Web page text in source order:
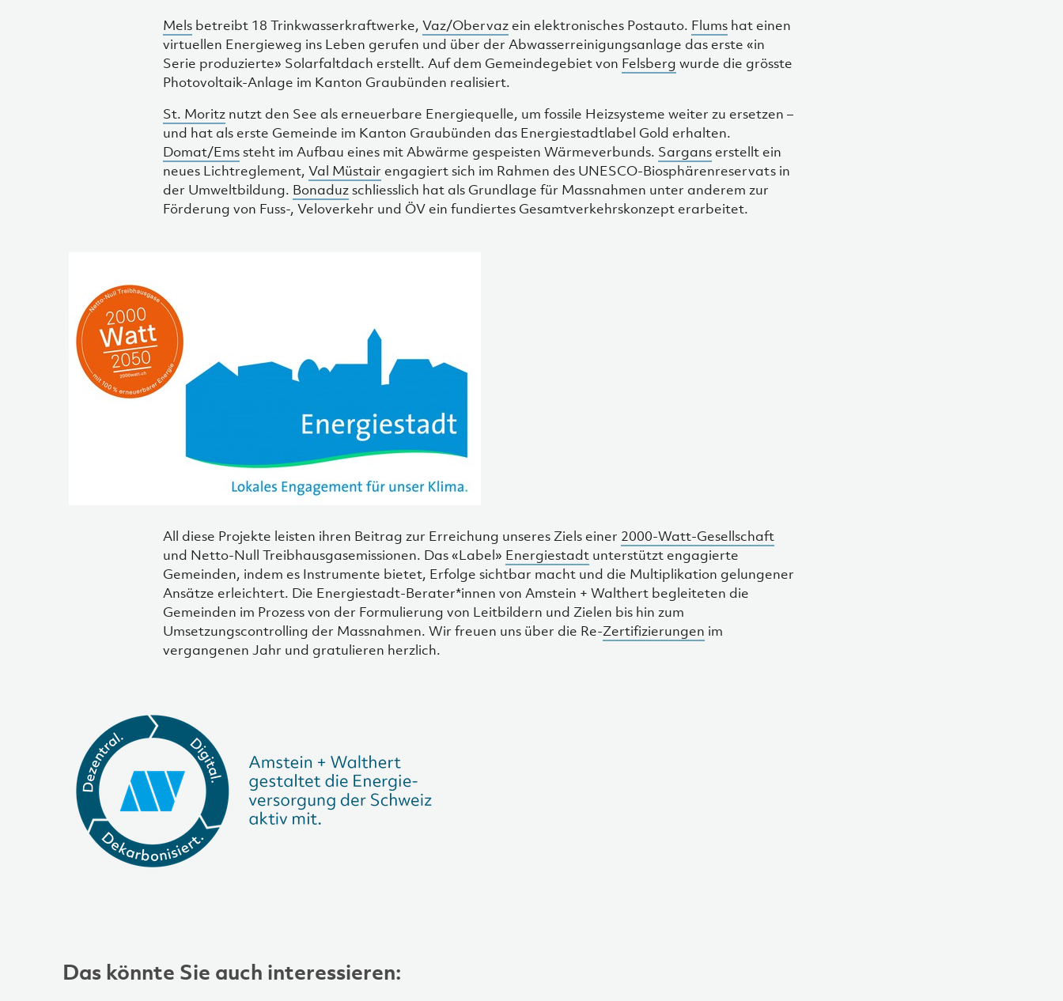
Melsbetreibt 18 Trinkwasserkraftwerke, Vaz/Obervazein elektronisches Postauto. Flumshat einen
virtuellen Energieweg ins Leben gerufen und über der Abwasserreinigungsanlage das erste «in
Serie produzierte» Solarfaltdach erstellt. Auf dem Gemeindegebiet von Felsberg wurde die grösste
Photovoltaik-Anlage im Kanton Graubünden realisiert.
St. Moritznutzt den See als erneuerbare Energiequelle, um fossile Heizsysteme weiter zu ersetzen –
und hat als erste Gemeinde im Kanton Graubünden das Energiestadtlabel Gold erhalten.
Domat/Emssteht im Aufbau eines mit Abwärme gespeisten Wärmeverbunds. Sarganserstellt ein
neues Lichtreglement, Val Müstair engagiert sich im Rahmen des UNESCO-Biosphärenreservats in
der Umweltbildung. Bonaduzschliesslich hat als Grundlage für Massnahmen unter anderem zur
Förderung von Fuss-, Veloverkehr und ÖV ein fundiertes Gesamtverkehrskonzept erarbeitet.
All diese Projekte leisten ihren Beitrag zur Erreichung unseres Ziels einer 2000-Watt-Gesellschaft
und Netto-Null Treibhausgasemissionen. Das «Label» Energiestadtunterstützt engagierte
Gemeinden, indem es Instrumente bietet, Erfolge sichtbar macht und die Multiplikation gelungener
Ansätze erleichtert. Die Energiestadt-Berater*innen von Amstein + Walthert begleiteten die
Gemeinden im Prozess von der Formulierung von Leitbildern und Zielen bis hin zum
Umsetzungscontrolling der Massnahmen. Wir freuen uns über die Re-Zertifizierungen im
vergangenen Jahr und gratulieren herzlich.
Das könnte Sie auch interessieren: